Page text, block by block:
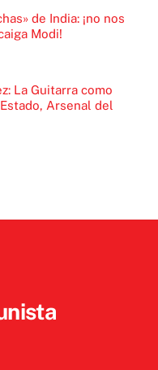
de India: ¡no nos
Modi!
La Guitarra como
Arsenal del